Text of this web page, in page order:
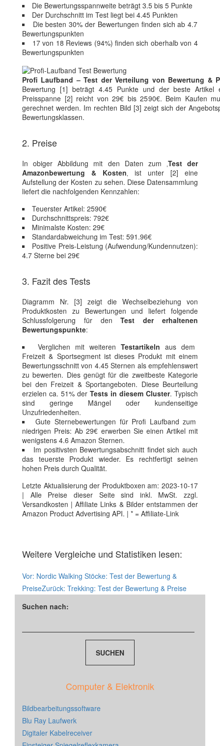
Die Bewertungsspannweite beträgt 3.5 bis 5 Punkte
Der Durchschnitt im Test liegt bei 4.45 Punkten
Die besten 30% der Bewertungen finden sich ab 4.7
Bewertungspunkten
17 von 18 Reviews (94%) finden sich oberhalb von 4
Bewertungspunkten
Profi Laufband – Test der Verteilung von Bewertung &
Bewertung [1] beträgt 4.45 Punkte und der beste Artikel
Preisspanne [2] reicht von 29€ bis 2590€. Beim Kaufen
gerechnet werden. Im rechten Bild [3] zeigt sich der
Bewertungsklassen.
2. Preise
In obiger Abbildung mit den Daten zum ‚ Test der
Amazonbewertung & Kosten ‚ ist unter [2] eine
Aufstellung der Kosten zu sehen. Diese Datensammlung
liefert die nachfolgenden Kennzahlen:
Teuerster Artikel: 2590€
Durchschnittspreis: 792€
Minimalste Kosten: 29€
Standardabweichung im Test: 591.96€
Positive Preis-Leistung (Aufwendung/Kundennutzen):
4.7 Sterne bei 29€
3. Fazit des Tests
Diagramm Nr. [3] zeigt die Wechselbeziehung von
Produktkosten zu Bewertungen und liefert folgende
Schlussfolgerung für denTest der erhaltenen
Bewertungspunkte:
Verglichen mit weiteren Testartikeln aus dem
Freizeit & Sportsegment ist dieses Produkt mit einem
Bewertungsschnitt von 4.45 Sternen als empfehlenswert
zu bewerten. Dies genügt für die zweitbeste Kategorie
bei den Freizeit & Sportangeboten. Diese Beurteilung
erzielen ca. 51% der Tests in diesem Cluster. Typisch
sind geringe Mängel oder kundenseitige
Unzufriedenheiten.
Gute Sternebewertungen für Profi Laufband zum
niedrigen Preis: Ab 29€ erwerben Sie einen Artikel mit
wenigstens 4.6 Amazon Sternen.
Im positivsten Bewertungsabschnitt findet sich auch
das teuerste Produkt wieder. Es rechtfertigt seinen
hohen Preis durch Qualität.
Letzte Aktualisierung der Produktboxen am: 2023-10-17
| Alle Preise dieser Seite sind inkl. MwSt. zzgl.
Versandkosten | Affiliate Links & Bilder entstammen der
Amazon Product Advertising API. | * = Affiliate-Link
Weitere Vergleiche und Statistiken lesen:
Vor: Nordic Walking Stöcke: Test der Bewertung &
PreiseZurück: Trekking: Test der Bewertung & Preise
Suchen nach:
Computer & Elektronik
Bildbearbeitungssoftware
Blu Ray Laufwerk
Digitaler Kabelreceiver